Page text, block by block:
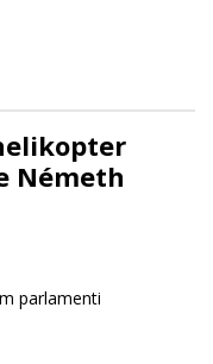
Németh
parlamenti